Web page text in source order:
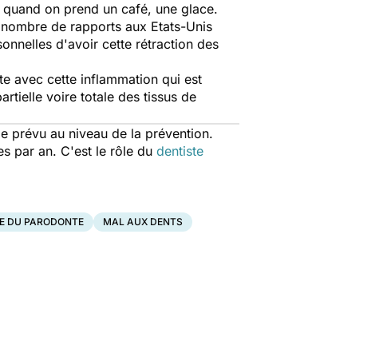
on prend un café, une glace.
de rapports aux Etats-Unis
d'avoir cette rétraction des
avec cette inflammation qui est
voire totale des tissus de
prévu au niveau de la prévention.
par an. C'est le rôle du dentiste
DU PARODONTE
MAL AUX DENTS